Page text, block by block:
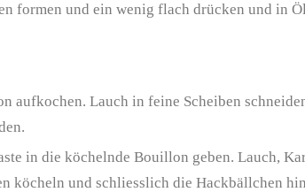
formen und ein wenig flach drücken und in
aufkochen. Lauch in feine Scheiben
in die köchelnde Bouillon geben. Lauch,
köcheln und schliesslich die Hackbällchen